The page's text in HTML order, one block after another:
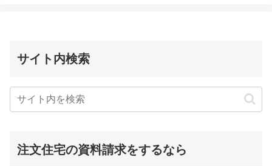
サイト内検索
注文住宅の資料請求をするなら